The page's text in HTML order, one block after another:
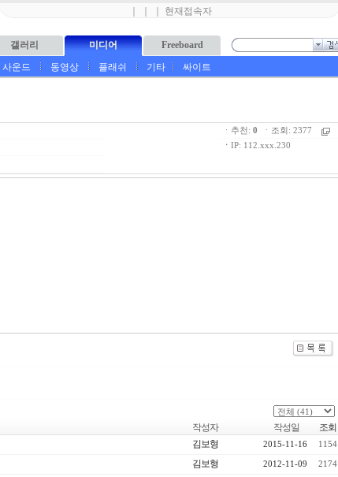
현재접속자
갤러리 미디어
Freeboard
사운드
동영상 플래쉬 기타 싸이트
ㆍ추천: 0 ㆍ조회: 2377
ㆍ IP: 112.xxx.230
작성자 작성일 조회
김보형 2015-11-16 1154
김보형 2012-11-09 2174